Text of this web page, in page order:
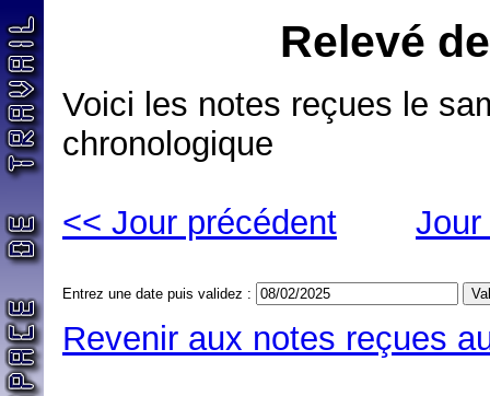
Relevé
Voici les notes reçues le
chronologique
<< Jour précédent
Entrez une date puis validez :
Revenir aux notes reçues